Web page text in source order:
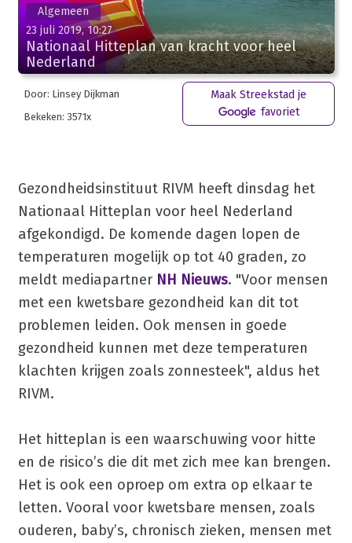
Algemeen
23 juli 2019, 10:27
Nationaal Hitteplan van kracht voor heel
Nederland
Door: Linsey Dijkman
Bekeken: 3571x
Maak Streekstad je
favoriet
Gezondheidsinstituut RIVM heeft dinsdag het
Nationaal Hitteplan voor heel Nederland
afgekondigd. De komende dagen lopen de
temperaturen mogelijk op tot 40 graden, zo
meldt mediapartner NH Nieuws. "Voor mensen
met een kwetsbare gezondheid kan dit tot
problemen leiden. Ook mensen in goede
gezondheid kunnen met deze temperaturen
klachten krijgen zoals zonnesteek", aldus het
RIVM.
Het hitteplan is een waarschuwing voor hitte
en de risico’s die dit met zich mee kan brengen.
Het is ook een oproep om extra op elkaar te
letten. Vooral voor kwetsbare mensen, zoals
ouderen, baby’s, chronisch zieken, mensen met